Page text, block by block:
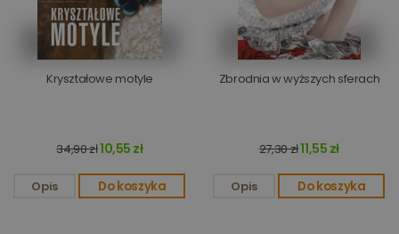
Kryształowe motyle
34,90 zł10,55 zł
Opis Do koszyka
Zbrodnia w wyższych sferach
27,30 zł11,55 zł
Opis Do koszyka